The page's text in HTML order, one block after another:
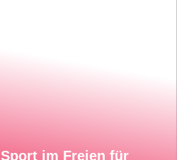
Sport im Freien für